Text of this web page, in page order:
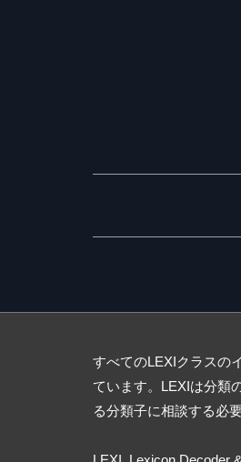
すべてのLEXIクラスの
ています。LEXIは分類
る分類子に相談する必